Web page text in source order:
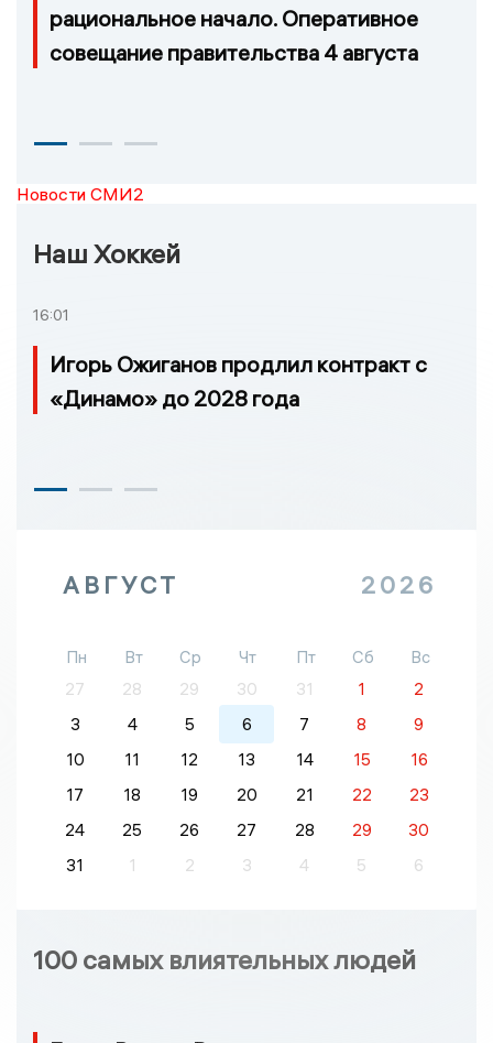
рациональное начало. Оперативное
совещание правительства 4 августа
Новости СМИ2
Наш Хоккей
16:01
Игорь Ожиганов продлил контракт с
«Динамо» до 2028 года
АВГУСТ 2026
Пн Вт Ср Чт Пт Сб
Вс
27
28 29 30 31 1
2
3
4 5 6 7 8
9
10
11 12 13 14 15
16
17
18 19 20 21 22
23
24
25 26 27 28 29
30
31
1 2 3 4 5 6
100 самых влиятельных людей